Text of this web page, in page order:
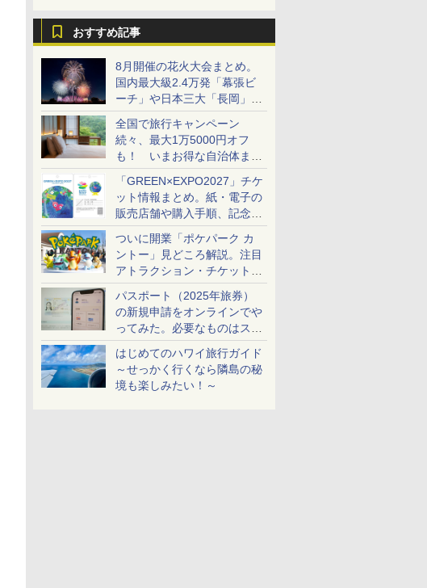
おすすめ記事
8月開催の花火大会まとめ。
国内最大級2.4万発「幕張ビ
ーチ」や日本三大「長岡」な
ど大型イベント目白押し！
全国で旅行キャンペーン
続々、最大1万5000円オフ
も！ いまお得な自治体まと
め
「GREEN×EXPO2027」チケ
ット情報まとめ。紙・電子の
販売店舗や購入手順、記念チ
ケットも解説
ついに開業「ポケパーク カ
ントー」見どころ解説。注目
アトラクション・チケット手
配・来場前に必要な準備は？
パスポート（2025年旅券）
の新規申請をオンラインでや
ってみた。必要なものはスマ
ホとマイナカードのみ
はじめてのハワイ旅行ガイド
～せっかく行くなら隣島の秘
境も楽しみたい！～